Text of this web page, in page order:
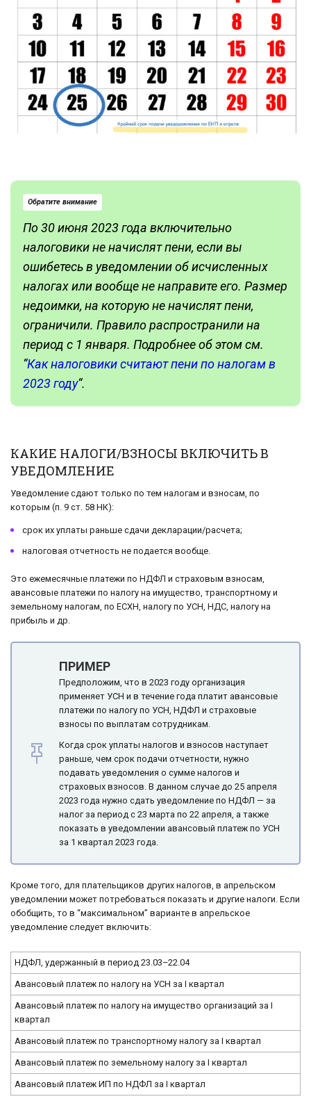
Обратите внимание
По 30 июня 2023 года включительно
налоговики не начислят пени, если вы
ошибетесь в уведомлении об исчисленных
налогах или вообще не направите его. Размер
недоимки, на которую не начислят пени,
ограничили. Правило распространили на
период с 1 января. Подробнее об этом см.
“Как налоговики считают пени по налогам в
2023 году“.
КАКИЕ НАЛОГИ/ВЗНОСЫ ВКЛЮЧИТЬ В
УВЕДОМЛЕНИЕ
Уведомление сдают только по тем налогам и взносам, по
которым (п. 9 ст. 58 НК):
срок их уплаты раньше сдачи декларации/расчета;
налоговая отчетность не подается вообще.
Это ежемесячные платежи по НДФЛ и страховым взносам,
авансовые платежи по налогу на имущество, транспортному и
земельному налогам, по ЕСХН, налогу по УСН, НДС, налогу на
прибыль и др.
ПРИМЕР
Предположим, что в 2023 году организация
применяет УСН и в течение года платит авансовые
платежи по налогу по УСН, НДФЛ и страховые
взносы по выплатам сотрудникам.
Когда срок уплаты налогов и взносов наступает
раньше, чем срок подачи отчетности, нужно
подавать уведомления о сумме налогов и
страховых взносов. В данном случае до 25 апреля
2023 года нужно сдать уведомление по НДФЛ — за
налог за период с 23 марта по 22 апреля, а также
показать в уведомлении авансовый платеж по УСН
за 1 квартал 2023 года.
Кроме того, для плательщиков других налогов, в апрельском
уведомлении может потребоваться показать и другие налоги. Если
обобщить, то в “максимальном” варианте в апрельское
уведомление следует включить:
НДФЛ, удержанный в период 23.03–22.04
Авансовый платеж по налогу на УСН за I квартал
Авансовый платеж по налогу на имущество организаций за I
квартал
Авансовый платеж по транспортному налогу за I квартал
Авансовый платеж по земельному налогу за I квартал
Авансовый платеж ИП по НДФЛ за I квартал